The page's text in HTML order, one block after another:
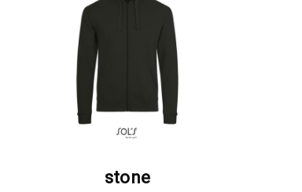
ΖΗΤΗΣΤΕ ΠΡΟΣΦΟΡΑ
stone